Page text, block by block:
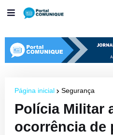
Página inicial Segurança
Polícia Militar
ocorrência de